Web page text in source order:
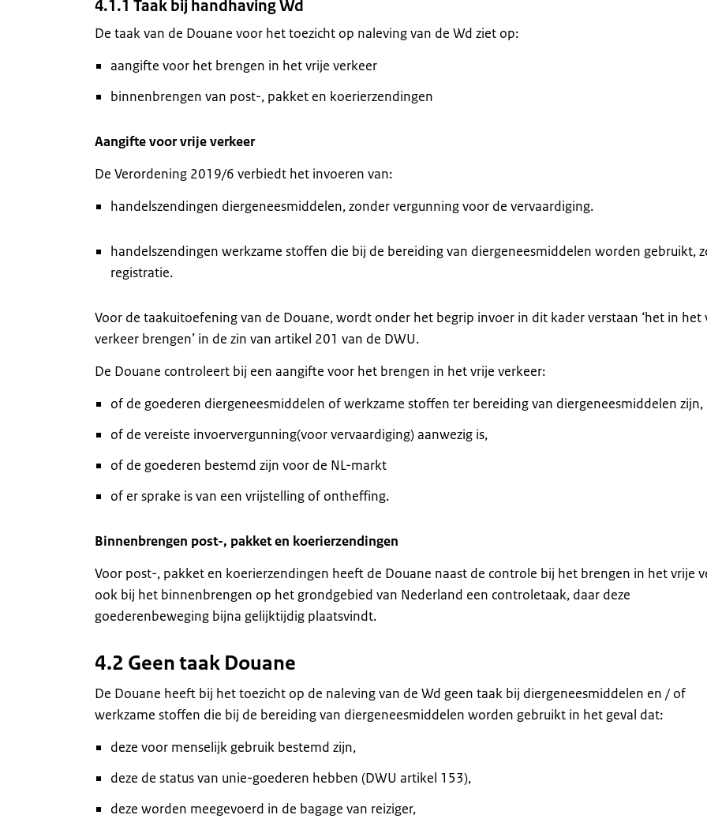
4.1.1 Taak bij handhaving Wd
De taak van de Douane voor het toezicht op naleving van de Wd ziet op:
aangifte voor het brengen in het vrije verkeer
binnenbrengen van post-, pakket en koerierzendingen
Aangifte voor vrije verkeer
De Verordening 2019/6 verbiedt het invoeren van:
handelszendingen diergeneesmiddelen, zonder vergunning voor de vervaardiging.
handelszendingen werkzame stoffen die bij de bereiding van diergeneesmiddelen worden gebruikt,
registratie.
Voor de taakuitoefening van de Douane, wordt onder het begrip invoer in dit kader verstaan ‘het in het
verkeer brengen’ in de zin van artikel 201 van de DWU.
De Douane controleert bij een aangifte voor het brengen in het vrije verkeer:
of de goederen diergeneesmiddelen of werkzame stoffen ter bereiding van diergeneesmiddelen zijn,
of de vereiste invoervergunning(voor vervaardiging) aanwezig is,
of de goederen bestemd zijn voor de NL-markt
of er sprake is van een vrijstelling of ontheffing.
Binnenbrengen post-, pakket en koerierzendingen
Voor post-, pakket en koerierzendingen heeft de Douane naast de controle bij het brengen in het vrije
ook bij het binnenbrengen op het grondgebied van Nederland een controletaak, daar deze
goederenbeweging bijna gelijktijdig plaatsvindt.
4.2 Geen taak Douane
De Douane heeft bij het toezicht op de naleving van de Wd geen taak bij diergeneesmiddelen en / of
werkzame stoffen die bij de bereiding van diergeneesmiddelen worden gebruikt in het geval dat:
deze voor menselijk gebruik bestemd zijn,
deze de status van unie-goederen hebben (DWU artikel 153),
deze worden meegevoerd in de bagage van reiziger,